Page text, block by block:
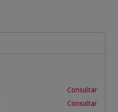
Consultar
Consultar